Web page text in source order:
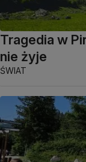
Tragedia w
nie żyje
ŚWIAT